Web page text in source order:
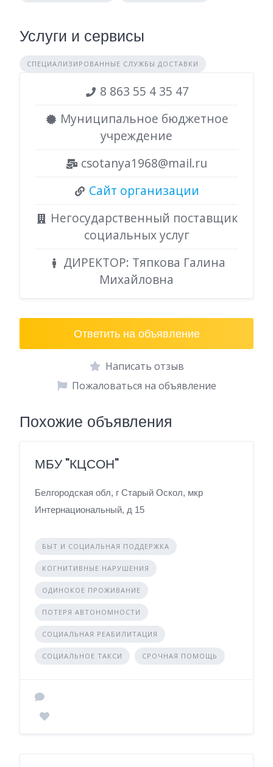
Услуги и сервисы
СПЕЦИАЛИЗИРОВАННЫЕ СЛУЖБЫ ДОСТАВКИ
8 863 55 4 35 47
Муниципальное бюджетное
учреждение
csotanya1968@mail.ru
Сайт организации
Негосударственный поставщик
социальных услуг
ДИРЕКТОР: Тяпкова Галина
Михайловна
Ответить на объявление
Написать отзыв
Пожаловаться на объявление
Похожие объявления
МБУ "КЦСОН"
Белгородская обл, г Старый Оскол, мкр
Интернациональный, д 15
БЫТ И СОЦИАЛЬНАЯ ПОДДЕРЖКА
КОГНИТИВНЫЕ НАРУШЕНИЯ
ОДИНОКОЕ ПРОЖИВАНИЕ
ПОТЕРЯ АВТОНОМНОСТИ
СОЦИАЛЬНАЯ РЕАБИЛИТАЦИЯ
СОЦИАЛЬНОЕ ТАКСИ СРОЧНАЯ ПОМОЩЬ